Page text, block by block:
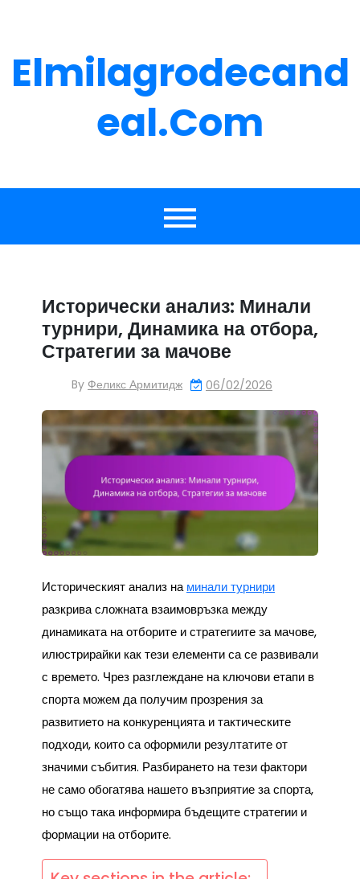
Elmilagrodecand
Eal.com
Исторически анализ: Минали
турнири, Динамика на отбора,
Стратегии за мачове
By Феликс Армитидж 06/02/2026
Историческият анализ наминали турнири
разкрива сложната взаимовръзка между
динамиката на отборите и стратегиите за мачове,
илюстрирайки как тези елементи са се развивали
с времето. Чрез разглеждане на ключови етапи в
спорта можем да получим прозрения за
развитието на конкуренцията и тактическите
подходи, които са оформили резултатите от
значими събития. Разбирането на тези фактори
не само обогатява нашето възприятие за спорта,
но също така информира бъдещите стратегии и
формации на отборите.